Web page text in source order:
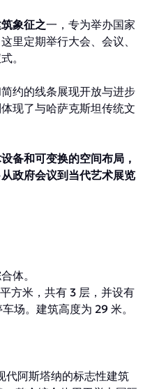
象征之一，专为举办国家
里定期举行大会、会议、
。
约的线条展现开放与进步
现了与哈萨克斯坦传统文
备和可变换的空间布局，
政府会议到当代艺术展览
体。
方米，共有 3 层，并设有
场。建筑高度为 29 米。
代阿斯塔纳的标志性建筑